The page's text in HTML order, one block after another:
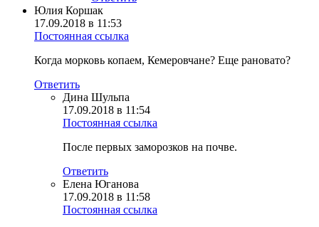
Юлия Коршак
17.09.2018 в 11:53
Постоянная ссылка
Когда морковь копаем, Кемеровчане? Еще рановато?
Ответить
Дина Шульпа
17.09.2018 в 11:54
Постоянная ссылка
После первых заморозков на почве.
Ответить
Елена Юганова
17.09.2018 в 11:58
Постоянная ссылка